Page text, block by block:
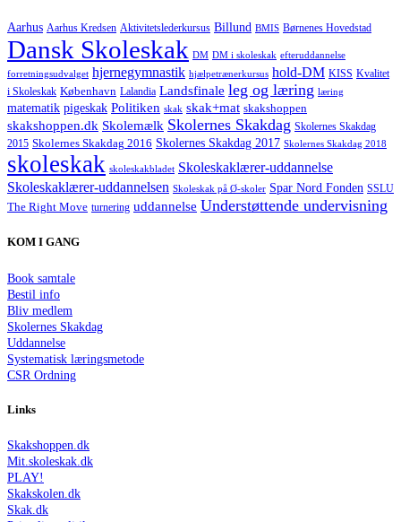
Aarhus Aarhus Kredsen Aktivitetslederkursus Billund BMIS Børnenes Hovedstad
Dansk Skoleskak DM DM i skoleskak efteruddannelse
forretningsudvalget hjernegymnastik hjælpetrænerkursus hold-DM KISS Kvalitet
i Skoleskak København Lalandia Landsfinale leg og læring læring
matematik pigeskak Politiken skak skak+mat skakshoppen
skakshoppen.dk Skolemælk Skolernes Skakdag Skolernes Skakdag
2015 Skolernes Skakdag 2016 Skolernes Skakdag 2017 Skolernes Skakdag 2018
skoleskak skoleskakbladet Skoleskaklærer-uddannelse
Skoleskaklærer-uddannelsen Skoleskak på Ø-skoler Spar Nord Fonden SSLU
The Right Move turnering uddannelse Understøttende undervisning
KOM I GANG
Book samtale
Bestil info
Bliv medlem
Skolernes Skakdag
Uddannelse
Systematisk læringsmetode
CSR Ordning
Links
Skakshoppen.dk
Mit.skoleskak.dk
PLAY!
Skakskolen.dk
Skak.dk